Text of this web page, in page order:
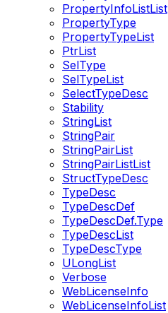
PropertyInfoListList
PropertyType
PropertyTypeList
PtrList
SelType
SelTypeList
SelectTypeDesc
Stability
StringList
StringPair
StringPairList
StringPairListList
StructTypeDesc
TypeDesc
TypeDescDef
TypeDescDef.Type
TypeDescList
TypeDescType
ULongList
Verbose
WebLicenseInfo
WebLicenseInfoList